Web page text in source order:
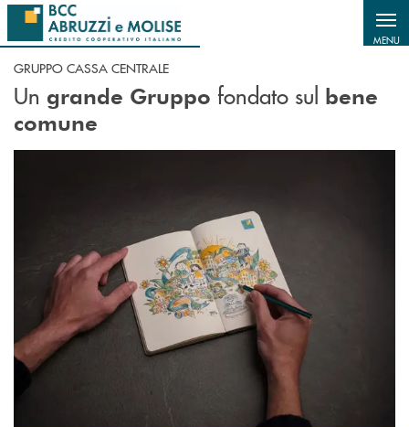
Salta al contenuto principale
MENU
GRUPPO CASSA CENTRALE
Un grande Gruppo fondato sul bene
comune